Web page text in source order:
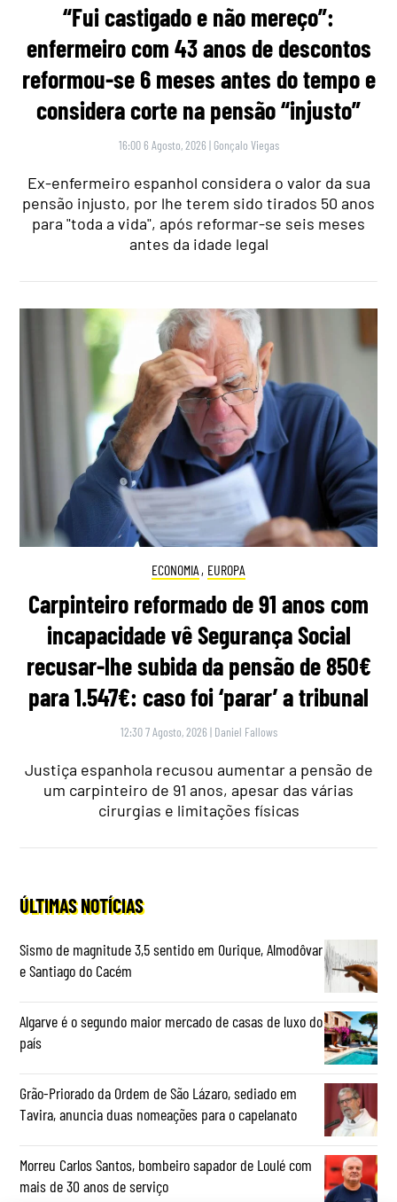
“Fui castigado e não mereço”:
enfermeiro com 43 anos de descontos
reformou-se 6 meses antes do tempo e
considera corte na pensão “injusto”
16:00 6 Agosto, 2026 | Gonçalo Viegas
Ex-enfermeiro espanhol considera o valor da sua
pensão injusto, por lhe terem sido tirados 50 anos
para "toda a vida", após reformar-se seis meses
antes da idade legal
ECONOMIA , EUROPA
Carpinteiro reformado de 91 anos com
incapacidade vê Segurança Social
recusar-lhe subida da pensão de 850€
para 1.547€: caso foi ‘parar’ a tribunal
12:30 7 Agosto, 2026 | Daniel Fallows
Justiça espanhola recusou aumentar a pensão de
um carpinteiro de 91 anos, apesar das várias
cirurgias e limitações físicas
ÚLTIMAS NOTÍCIAS
Sismo de magnitude 3,5 sentido em Ourique, Almodôvar
e Santiago do Cacém
Algarve é o segundo maior mercado de casas de luxo do
país
Grão-Priorado da Ordem de São Lázaro, sediado em
Tavira, anuncia duas nomeações para o capelanato
Morreu Carlos Santos, bombeiro sapador de Loulé com
mais de 30 anos de serviço